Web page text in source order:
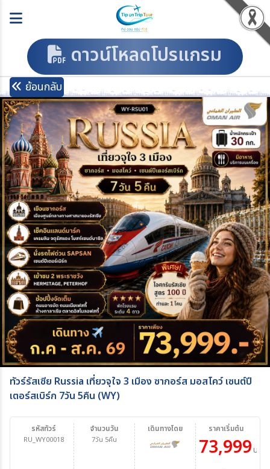
ดาวน์โหลดโปรแกรม
ย้อนกลับ
ทัวร์รัสเซีย Russia เที่ยวจุใจ 3 เมือง ซากอร์ส มอสโคว์ เซนต์ปี
เตอร์สเบิร์ก 7วัน 5คืน (WY)
รหัสทัวร์
RU_WY00018
จำนวนวัน
7วัน 5คืน
ราคาเริ่มต้น
73,999บาท/
เดินทางโดย